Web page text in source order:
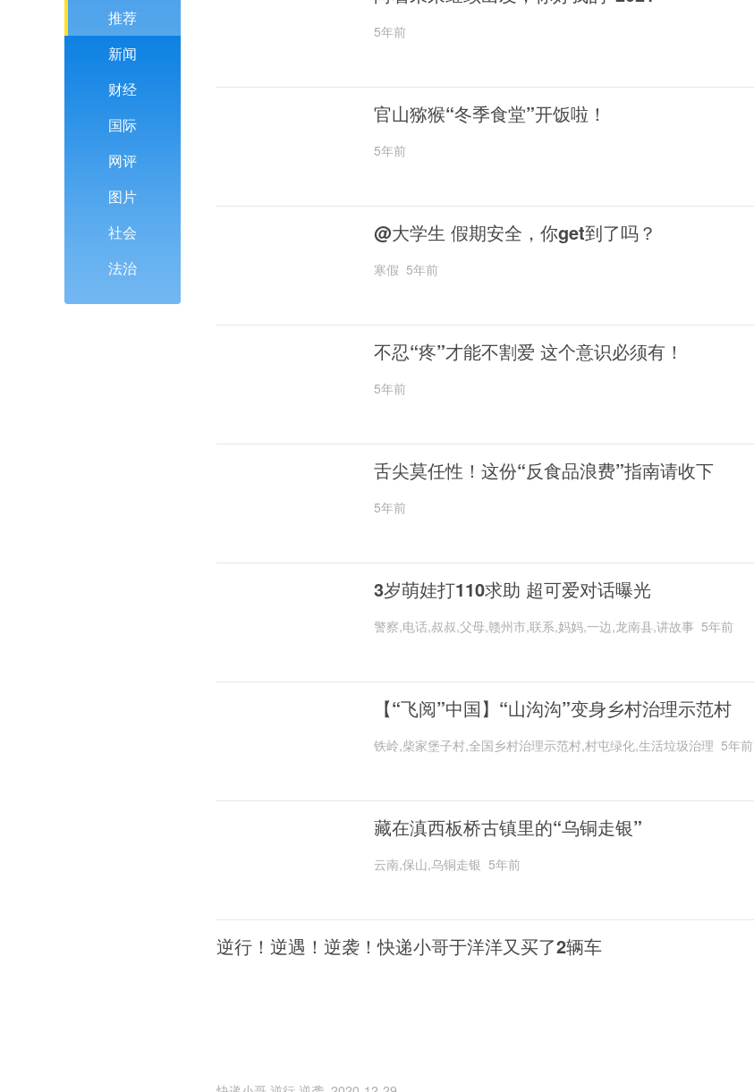
推荐
新闻
财经
国际
网评
图片
社会
法治
5年前
官山猕猴“冬季食堂”开饭啦！
5年前
@大学生 假期安全，你get到了吗？
寒假 5年前
不忍“疼”才能不割爱 这个意识必须有！
5年前
舌尖莫任性！这份“反食品浪费”指南请收下
5年前
3岁萌娃打110求助 超可爱对话曝光
警察,电话,叔叔,父母,赣州市,联系,妈妈,一边,龙南县,讲故事 5年前
【“飞阅”中国】“山沟沟”变身乡村治理示范村
铁岭,柴家堡子村,全国乡村治理示范村,村屯绿化,生活垃圾治理 5年前
藏在滇西板桥古镇里的“乌铜走银”
云南,保山,乌铜走银 5年前
逆行！逆遇！逆袭！快递小哥于洋洋又买了2辆车